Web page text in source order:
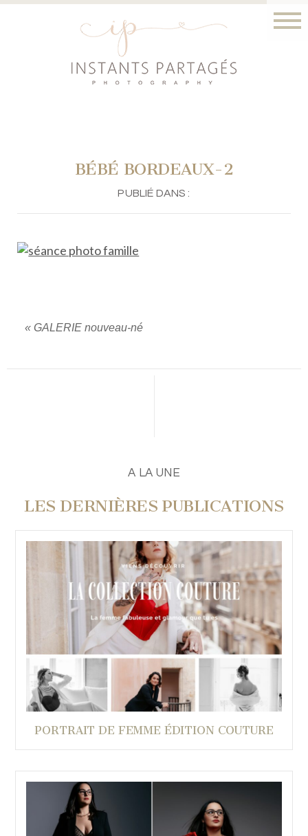
BÉBÉ BORDEAUX-2
PUBLIÉ DANS :
« GALERIE nouveau-né
A LA UNE
LES DERNIÈRES PUBLICATIONS
PORTRAIT DE FEMME ÉDITION COUTURE